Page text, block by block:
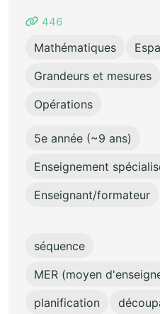
446
Mathématiques
Grandeurs et mesures
Opérations
5e année (~9 ans)
Enseignement
Enseignant/formateur
séquence
MER (moyen
planification